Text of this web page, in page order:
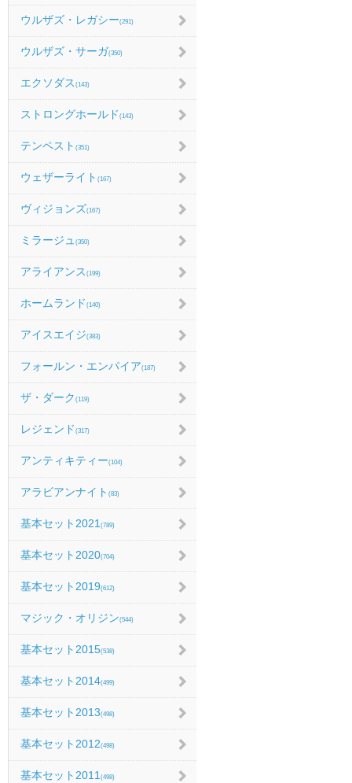
ウルザズ・レガシー(291)
ウルザズ・サーガ(350)
エクソダス (143)
ストロングホールド (143)
テンペスト (351)
ウェザーライト (167)
ヴィジョンズ(167)
ミラージュ (350)
アライアンス (199)
ホームランド (140)
アイスエイジ(383)
フォールン・エンパイア(187)
ザ・ダーク (119)
レジェンド (317)
アンティキティー(104)
アラビアンナイト (83)
基本セット2021 (789)
基本セット2020(704)
基本セット2019(612)
マジック・オリジン(544)
基本セット2015(538)
基本セット2014(499)
基本セット2013(498)
基本セット2012(498)
基本セット2011 (498)